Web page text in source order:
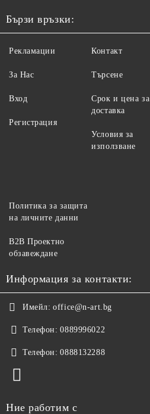
Бързи връзки:
Рекламации
За Нас
Вход
Регистрация
Контакт
Търсене
Срок и цена за
доставка
Условия за
използване
Политика за защита
на личните данни
B2B Проектно
обзавеждане
Информация за контакти:
Имейл: office@n-art.bg
Телефон: 0889996022
Телефон: 0888132288
Ние работим с